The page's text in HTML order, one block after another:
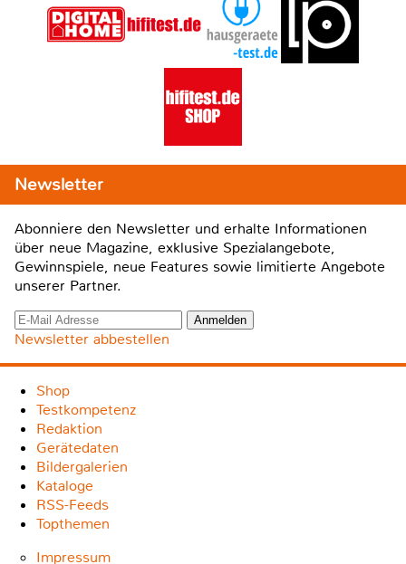
Newsletter
Abonniere den Newsletter und erhalte Informationen
über neue Magazine, exklusive Spezialangebote,
Gewinnspiele, neue Features sowie limitierte Angebote
unserer Partner.
Newsletter abbestellen
Shop
Testkompetenz
Redaktion
Gerätedaten
Bildergalerien
Kataloge
RSS-Feeds
Topthemen
Impressum